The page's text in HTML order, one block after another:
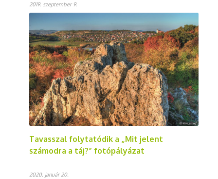
2019. szeptember 9.
Tavasszal folytatódik a „Mit jelent
számodra a táj?” fotópályázat
2020. január 20.